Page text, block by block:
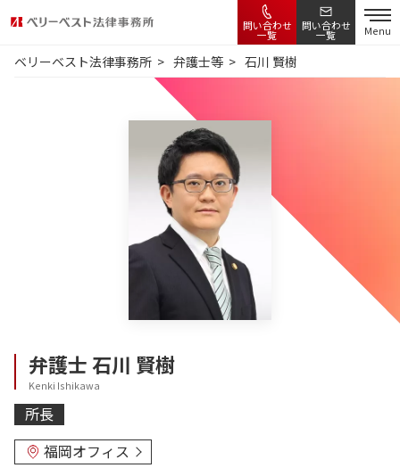
問い合わせ
一覧
問い合わせ
一覧 Menu
ベリーベスト法律事務所 弁護士等 石川 賢樹
弁護士石川 賢樹
Kenki Ishikawa
所長
福岡オフィス